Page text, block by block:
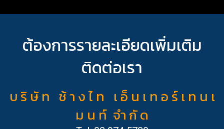
ต้องการรายละเอียดเพิ่มเติม
ติดต่อเรา
บ ริ ษั ท ช้ า ง ไ ท เ อ็ น เ ท อ ร์ เ ท น เ
ม น ท์ จำ กั ด